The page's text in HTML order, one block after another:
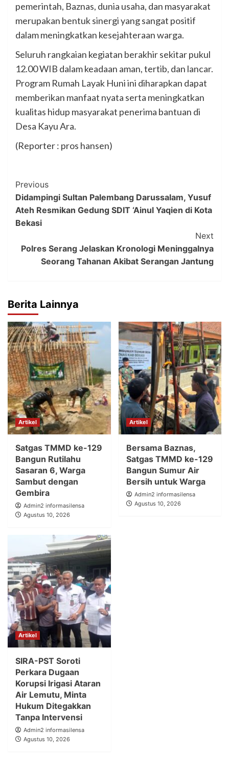
pemerintah, Baznas, dunia usaha, dan masyarakat
merupakan bentuk sinergi yang sangat positif
dalam meningkatkan kesejahteraan warga.
Seluruh rangkaian kegiatan berakhir sekitar pukul
12.00 WIB dalam keadaan aman, tertib, dan lancar.
Program Rumah Layak Huni ini diharapkan dapat
memberikan manfaat nyata serta meningkatkan
kualitas hidup masyarakat penerima bantuan di
Desa Kayu Ara.
(Reporter : pros hansen)
Post
Navigation
Previous
Didampingi Sultan Palembang Darussalam, Yusuf
Ateh Resmikan Gedung SDIT ‘Ainul Yaqien di Kota
Bekasi
Next
Polres Serang Jelaskan Kronologi Meninggalnya
Seorang Tahanan Akibat Serangan Jantung
Berita Lainnya
Artikel
Satgas TMMD ke-129
Bangun Rutilahu
Sasaran 6, Warga
Sambut dengan
Gembira
Admin2 informasilensa
Agustus 10, 2026
Artikel
Bersama Baznas,
Satgas TMMD ke-129
Bangun Sumur Air
Bersih untuk Warga
Admin2 informasilensa
Agustus 10, 2026
Artikel
SIRA-PST Soroti
Perkara Dugaan
Korupsi Irigasi Ataran
Air Lemutu, Minta
Hukum Ditegakkan
Tanpa Intervensi
Admin2 informasilensa
Agustus 10, 2026